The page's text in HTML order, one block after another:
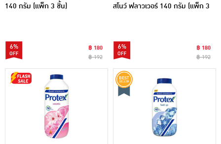
140 กรัม (แพ็ก 3 ชิ้น)
6%
฿ 180
฿ 192
สโนว์ ฟลาวเวอร์ 140 กรัม (แพ็ก 3
6%
฿ 180
฿ 192